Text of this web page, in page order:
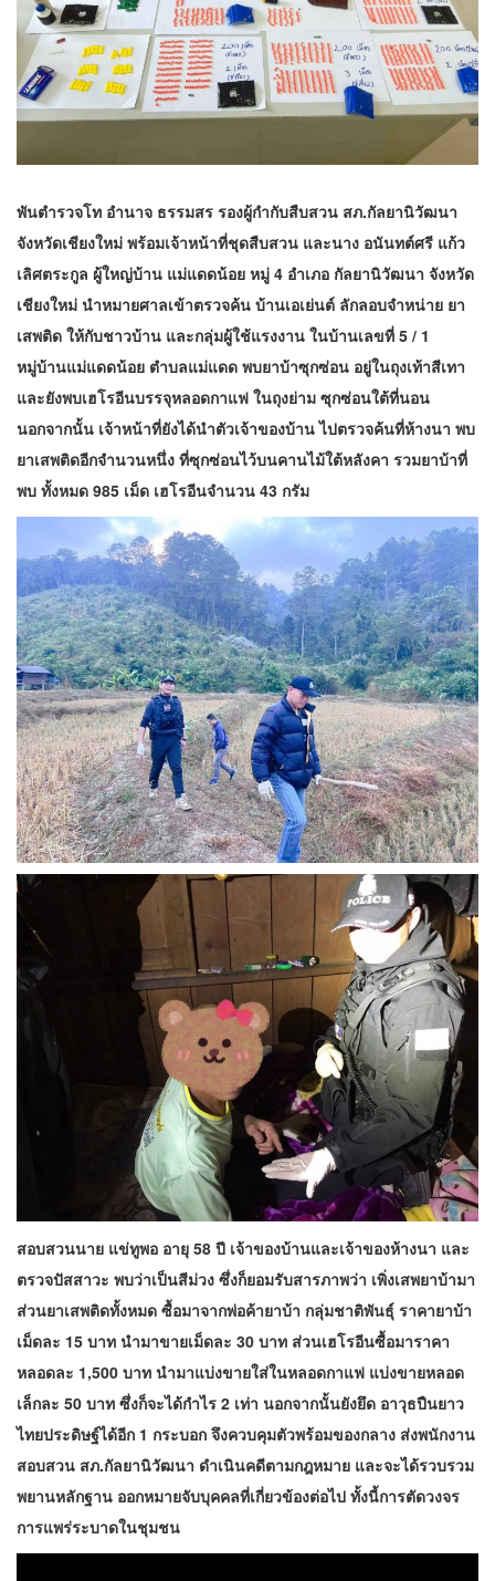
พันตำรวจโท อำนาจ ธรรมสร รองผู้กำกับสืบสวน สภ.กัลยานิวัฒนา
จังหวัดเชียงใหม่ พร้อมเจ้าหน้าที่ชุดสืบสวน และนาง อนันทต์ศรี แก้ว
เลิศตระกูล ผู้ใหญ่บ้าน แม่แดดน้อย หมู่ 4 อำเภอ กัลยานิวัฒนา จังหวัด
เชียงใหม่ นำหมายศาลเข้าตรวจค้น บ้านเอเย่นต์ ลักลอบจำหน่าย ยา
เสพติด ให้กับชาวบ้าน และกลุ่มผู้ใช้แรงงาน ในบ้านเลขที่ 5 / 1
หมู่บ้านแม่แดดน้อย ตำบลแม่แดด พบยาบ้าซุกซ่อน อยู่ในถุงเท้าสีเทา
และยังพบเฮโรอีนบรรจุหลอดกาแฟ ในถุงย่าม ซุกซ่อนใต้ที่นอน
นอกจากนั้น เจ้าหน้าที่ยังได้นำตัวเจ้าของบ้าน ไปตรวจค้นที่ห้างนา พบ
ยาเสพติดอีกจำนวนหนึ่ง ที่ซุกซ่อนไว้บนคานไม้ใต้หลังคา รวมยาบ้าที่
พบ ทั้งหมด 985 เม็ด เฮโรอีนจำนวน 43 กรัม
สอบสวนนาย แข่ทูพอ อายุ 58 ปี เจ้าของบ้านและเจ้าของห้างนา และ
ตรวจปัสสาวะ พบว่าเป็นสีม่วง ซึ่งก็ยอมรับสารภาพว่า เพิ่งเสพยาบ้ามา
ส่วนยาเสพติดทั้งหมด ซื้อมาจากพ่อค้ายาบ้า กลุ่มชาติพันธุ์ ราคายาบ้า
เม็ดละ 15 บาท นำมาขายเม็ดละ 30 บาท ส่วนเฮโรอีนซื้อมาราคา
หลอดละ 1,500 บาท นำมาแบ่งขายใส่ในหลอดกาแฟ แบ่งขายหลอด
เล็กละ 50 บาท ซึ่งก็จะได้กำไร 2 เท่า นอกจากนั้นยังยึด อาวุธปืนยาว
ไทยประดิษฐ์ได้อีก 1 กระบอก จึงควบคุมตัวพร้อมของกลาง ส่งพนักงาน
สอบสวน สภ.กัลยานิวัฒนา ดำเนินคดีตามกฎหมาย และจะได้รวบรวม
พยานหลักฐาน ออกหมายจับบุคคลที่เกี่ยวข้องต่อไป ทั้งนี้การตัดวงจร
การแพร่ระบาดในชุมชน